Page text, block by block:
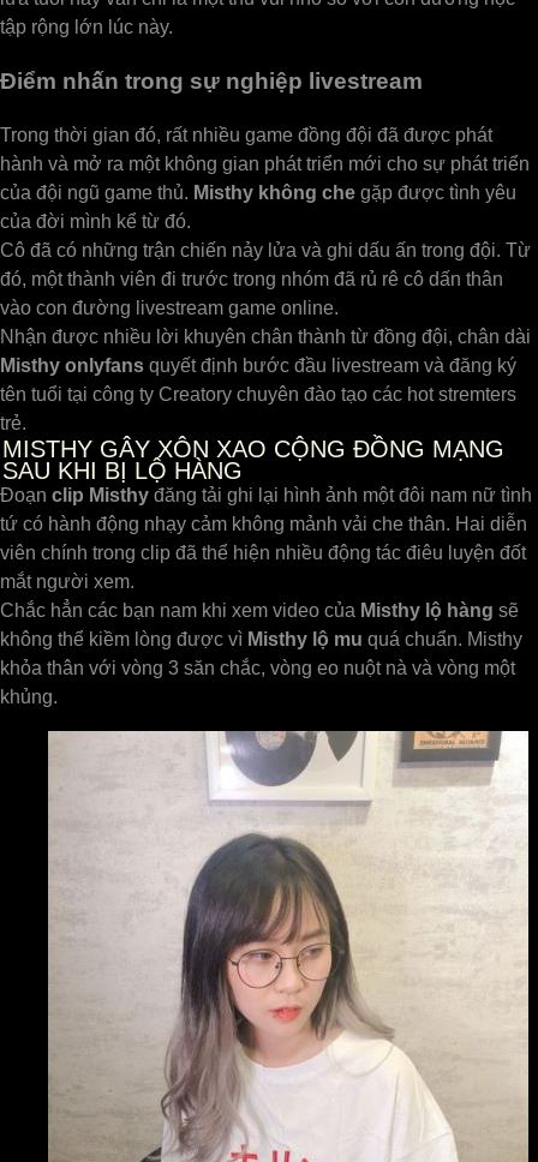
tập rộng lớn lúc này.
Điểm nhấn trong sự nghiệp livestream
Trong thời gian đó, rất nhiều game đồng đội đã được phát
hành và mở ra một không gian phát triển mới cho sự phát triển
của đội ngũ game thủ. Misthy không che gặp được tình yêu
của đời mình kể từ đó.
Cô đã có những trận chiến nảy lửa và ghi dấu ấn trong đội. Từ
đó, một thành viên đi trước trong nhóm đã rủ rê cô dấn thân
vào con đường livestream game online.
Nhận được nhiều lời khuyên chân thành từ đồng đội, chân dài
Misthy onlyfans quyết định bước đầu livestream và đăng ký
tên tuổi tại công ty Creatory chuyên đào tạo các hot stremters
trẻ.
MISTHY GÂY XÔN XAO CỘNG ĐỒNG MẠNG
SAU KHI BỊ LỘ HÀNG
Đoạn clip Misthy đăng tải ghi lại hình ảnh một đôi nam nữ tình
tứ có hành động nhạy cảm không mảnh vải che thân. Hai diễn
viên chính trong clip đã thể hiện nhiều động tác điêu luyện đốt
mắt người xem.
Chắc hẳn các bạn nam khi xem video của Misthy lộ hàng sẽ
không thể kiềm lòng được vì Misthy lộ mu quá chuẩn. Misthy
khỏa thân với vòng 3 săn chắc, vòng eo nuột nà và vòng một
khủng.